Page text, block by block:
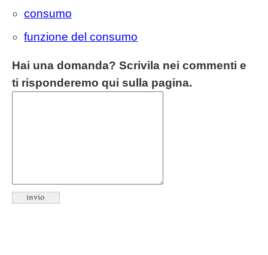
consumo
funzione del consumo
Hai una domanda? Scrivila nei commenti e
ti risponderemo qui sulla pagina.